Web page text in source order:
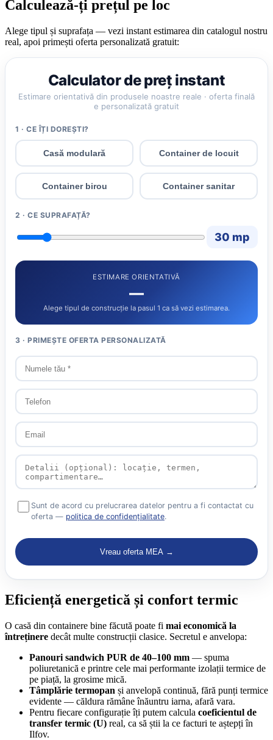
Calculează-ți prețul pe loc
Alege tipul și suprafața — vezi instant estimarea din catalogul nostru
real, apoi primești oferta personalizată gratuit:
Calculator de preț instant
Estimare orientativă din produsele noastre reale · oferta finală
e personalizată gratuit
1 · CE ÎȚI DOREȘTI?
Casă modulară Container de locuit
Container birou Container sanitar
2 · CE SUPRAFAȚĂ?
30 mp
ESTIMARE ORIENTATIVĂ
—
Alege tipul de construcție la pasul 1 ca să vezi estimarea.
3 · PRIMEȘTE OFERTA PERSONALIZATĂ
Sunt de acord cu prelucrarea datelor pentru a fi contactat cu
oferta — politica de confidențialitate.
Vreau oferta MEA →
Eficiență energetică și confort termic
O casă din containere bine făcută poate fi mai economică la
întreținere decât multe construcții clasice. Secretul e anvelopa:
Panouri sandwich PUR de 40–100 mm — spuma
poliuretanică e printre cele mai performante izolații termice de
pe piață, la grosime mică.
Tâmplărie termopan și anvelopă continuă, fără punți termice
evidente — căldura rămâne înăuntru iarna, afară vara.
Pentru fiecare configurație îți putem calcula coeficientul de
transfer termic (U) real, ca să știi la ce facturi te aștepți în
Ilfov.